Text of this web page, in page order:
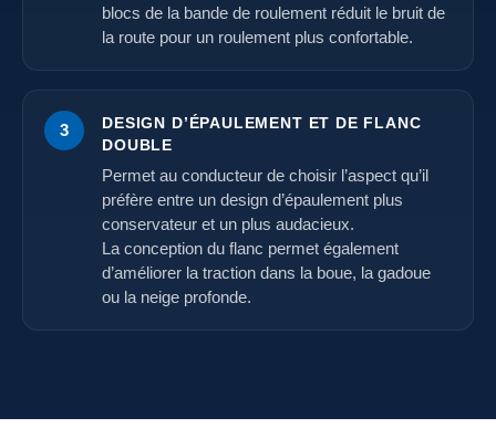
blocs de la bande de roulement réduit le bruit de
la route pour un roulement plus confortable.
3
DESIGN D’ÉPAULEMENT ET DE FLANC
DOUBLE
Permet au conducteur de choisir l’aspect qu’il
préfère entre un design d’épaulement plus
conservateur et un plus audacieux.
La conception du flanc permet également
d’améliorer la traction dans la boue, la gadoue
ou la neige profonde.